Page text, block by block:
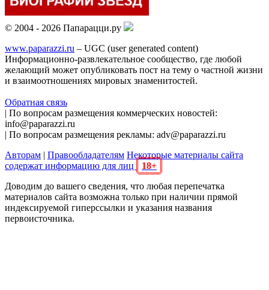
© 2004 - 2026 Папарацци.ру
www.paparazzi.ru – UGC (user generated content)
Информационно-развлекательное сообщество, где любой
желающий может опубликовать пост на тему о частной жизни
и взаимоотношениях мировых знаменитостей.
Обратная связь
| По вопросам размещения коммерческих новостей:
info@paparazzi.ru
| По вопросам размещения рекламы: adv@paparazzi.ru
Авторам
Правообладателям Некоторые материалы сайта
содержат информацию для лиц
18+
Доводим до вашего сведения, что любая перепечатка
материалов сайта возможна только при наличии прямой
индексируемой гиперссылки и указания названия
первоисточника.